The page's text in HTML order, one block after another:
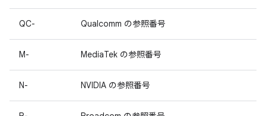
QC- Qualcomm の参照番号
M- MediaTek の参照番号
N- NVIDIA の参照番号